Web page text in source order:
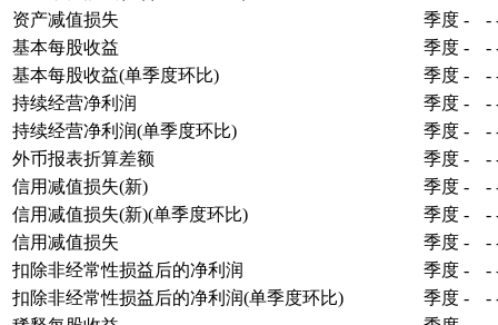
资产减值损失
季度 - -
基本每股收益
季度 - -
基本每股收益(单季度环比)
季度 - -
持续经营净利润
季度 - -
持续经营净利润(单季度环比)
季度 - -
外币报表折算差额
季度 - -
信用减值损失(新)
季度 - -
信用减值损失(新)(单季度环比)
季度 - -
信用减值损失
季度 - -
扣除非经常性损益后的净利润
季度 - -
扣除非经常性损益后的净利润(单季度环比)
季度 - -